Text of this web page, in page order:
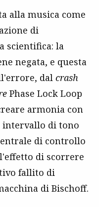
alla musica come
di
scientifica: la
negata, e questa
dal crash
Phase Lock Loop
armonia con
intervallo di tono
di controllo
di scorrere
fallito di
di Bischoff.